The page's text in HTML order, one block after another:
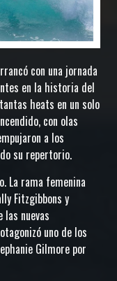
con una jornada
en la historia del
heats en un solo
con olas
a los
su repertorio.
La rama femenina
Fitzgibbons y
nuevas
uno de los
Gilmore por